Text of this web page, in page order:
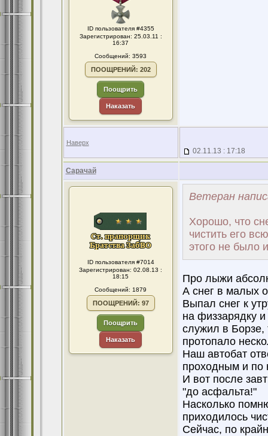
ID пользователя #4355
Зарегистрирован: 25.03.11 :
16:37
Сообщений: 3593
ПООЩРЕНИЙ: 202
Поощрить
Наказать
Наверх
02.11.13 : 17:18
Сарачай
ID пользователя #7014
Зарегистрирован: 02.08.13 :
18:15
Сообщений: 1879
ПООЩРЕНИЙ: 97
Поощрить
Наказать
Ветеран
Хорошо, что
чистить его
этого не было
Про лыжи
А снег в малых
Выпал снег к
на физзарядку
служил в Борзе,
протопало
Наш автобат
проходным и по
И вот после
"до асфальта!"
Насколько
приходилось
Сейчас, по